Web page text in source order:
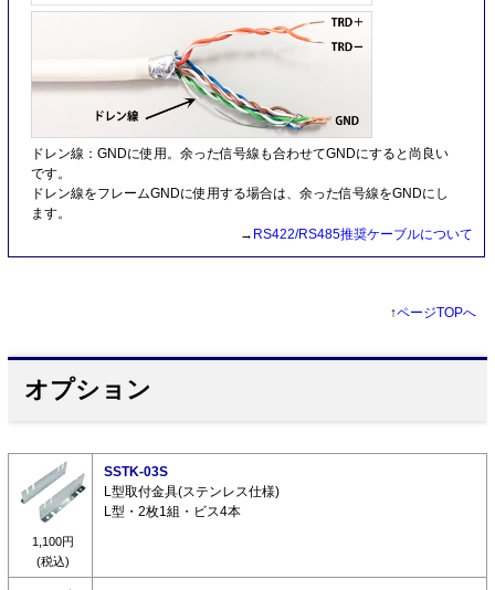
ドレン線：GNDに使用。余った信号線も合わせてGNDにすると尚良い
です。
ドレン線をフレームGNDに使用する場合は、余った信号線をGNDにし
ます。
→ RS422/RS485推奨ケーブルについて
↑ページTOPへ
オプション
1,100円
(税込)
SSTK-03S
L型取付金具(ステンレス仕様)
L型・2枚1組・ビス4本